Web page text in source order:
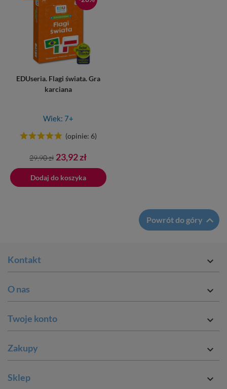
EDUseria. Flagi świata. Gra
karciana
Wiek: 7+
(opinie: 6)
Cena
podstawowa
29,90 zł Cena
23,92 zł
Dodaj do koszyka
Powrót do góry 
Kontakt 
O nas 
Twoje konto 
Zakupy 
Sklep 